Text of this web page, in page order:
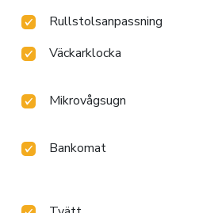
Rullstolsanpassning
Väckarklocka
Mikrovågsugn
Bankomat